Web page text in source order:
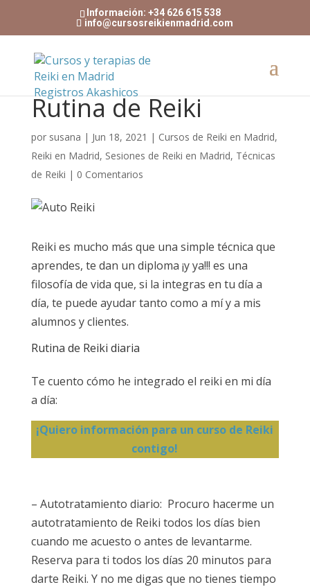
Información: +34 626 615 538
info@cursosreikienmadrid.com
Rutina de Reiki
por susana | Jun 18, 2021 | Cursos de Reiki en Madrid,
Reiki en Madrid, Sesiones de Reiki en Madrid, Técnicas
de Reiki | 0 Comentarios
Reiki es mucho más que una simple técnica que
aprendes, te dan un diploma ¡y ya!!! es una
filosofía de vida que, si la integras en tu día a
día, te puede ayudar tanto como a mí y a mis
alumnos y clientes.
Rutina de Reiki diaria
Te cuento cómo he integrado el reiki en mi día
a día:
¡Quiero información para un curso de Reiki
contigo!
– Autotratamiento diario: Procuro hacerme un
autotratamiento de Reiki todos los días bien
cuando me acuesto o antes de levantarme.
Reserva para ti todos los días 20 minutos para
darte Reiki. Y no me digas que no tienes tiempo